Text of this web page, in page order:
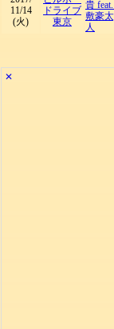
11/14
(火)
ドライブ
東京
貴
敷豪
人
✕